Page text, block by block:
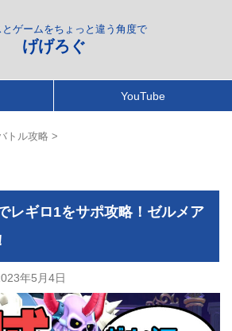
とゲームをちょっと違う角度で
げげろぐ
YouTube
トル攻略 >
レギロ1をサポ攻略！ゼルメア
年5月4日